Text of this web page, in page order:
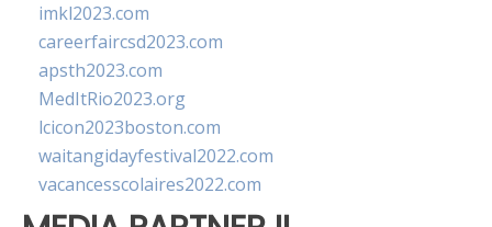
imkl2023.com
careerfaircsd2023.com
apsth2023.com
MedItRio2023.org
lcicon2023boston.com
waitangidayfestival2022.com
vacancesscolaires2022.com